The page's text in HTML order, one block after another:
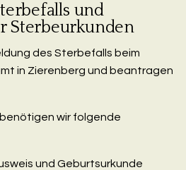
und
Sterbeurkunden
des Sterbefalls beim
in Zierenberg und beantragen
wir folgende
und Geburtsurkunde